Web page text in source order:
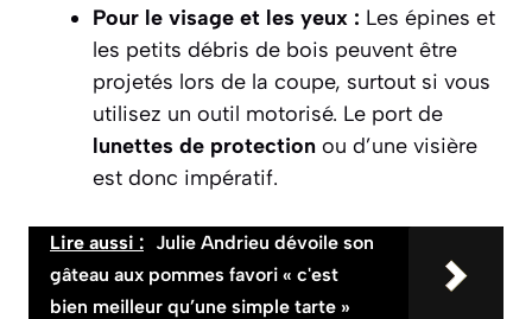
Pour le visage et les yeux : Les épines et
les petits débris de bois peuvent être
projetés lors de la coupe, surtout si vous
utilisez un outil motorisé. Le port de
lunettes de protection ou d’une visière
est donc impératif.
Lire aussi : Julie Andrieu dévoile son
gâteau aux pommes favori « c'est
bien meilleur qu’une simple tarte »